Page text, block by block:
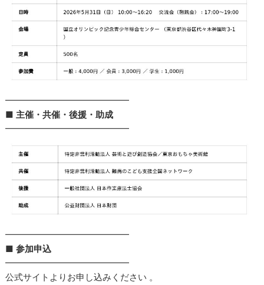
━━━━━━━━━━━━━━
■主催・共催・後援・助成
━━━━━━━━━━━━━━
━━━━━━━━━━━━━━
■参加申込
━━━━━━━━━━━━━━
公式サイトよりお申し込みください 。